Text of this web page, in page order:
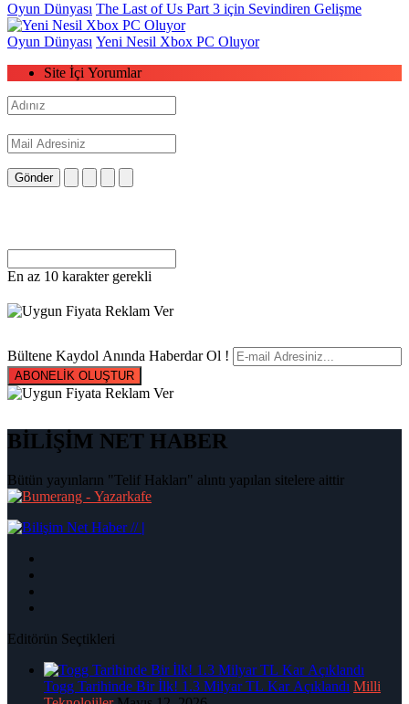
Oyun Dünyası The Last of Us Part 3 için Sevindiren Gelişme
Oyun Dünyası Yeni Nesil Xbox PC Oluyor
Site İçi Yorumlar
Gönder
En az 10 karakter gerekli
Bültene Kaydol Anında Haberdar Ol !
ABONELİK OLUŞTUR
BİLİŞİM NET HABER
Bütün yayınların "Telif Hakları" alıntı yapılan sitelere aittir
|
Editörün Seçtikleri
Togg Tarihinde Bir İlk! 1.3 Milyar TL Kar Açıklandı Milli